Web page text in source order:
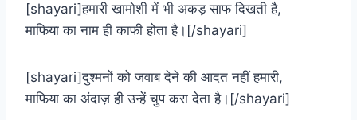
[shayari]हमारी खामोशी में भी अकड़ साफ दिखती है,
माफिया का नाम ही काफी होता है।[/shayari]
[shayari]दुश्मनों को जवाब देने की आदत नहीं हमारी,
माफिया का अंदाज़ ही उन्हें चुप करा देता है।[/shayari]